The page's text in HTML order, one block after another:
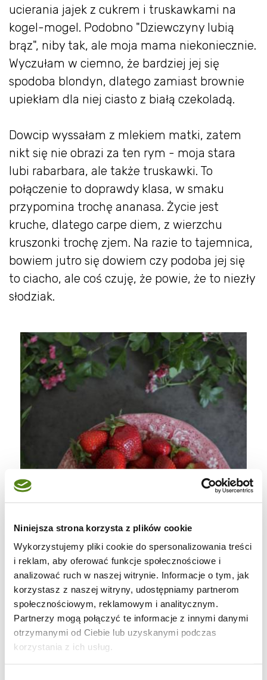
Niniejsza strona korzysta z plików cookie
Wykorzystujemy pliki cookie do spersonalizowania treści
i reklam, aby oferować funkcje społecznościowe i
analizować ruch w naszej witrynie. Informacje o tym, jak
korzystasz z naszej witryny, udostępniamy partnerom
społecznościowym, reklamowym i analitycznym.
Partnerzy mogą połączyć te informacje z innymi danymi
otrzymanymi od Ciebie lub uzyskanymi podczas
korzystania z ich usług.
ucierania jajek z cukrem i truskawkami na
kogel-mogel. Podobno "Dziewczyny lubią
brąz", niby tak, ale moja mama niekoniecznie.
Wyczułam w ciemno, że bardziej jej się
spodoba blondyn, dlatego zamiast brownie
upiekłam dla niej ciasto z białą czekoladą.
Dowcip wyssałam z mlekiem matki, zatem
nikt się nie obrazi za ten rym - moja stara
lubi rabarbara, ale także truskawki. To
połączenie to doprawdy klasa, w smaku
przypomina trochę ananasa. Życie jest
kruche, dlatego carpe diem, z wierzchu
kruszonki trochę zjem. Na razie to tajemnica,
bowiem jutro się dowiem czy podoba jej się
to ciacho, ale coś czuję, że powie, że to niezły
słodziak.